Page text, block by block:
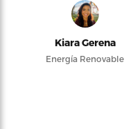
Kiara Gerena
Energía Renovable